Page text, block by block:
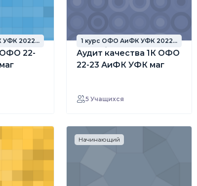
УФК 2022
22-
1 курс ОФО АиФК УФК 2022
год набора
Аудит качества 1К ОФО
22-23 АиФК УФК маг
5 Учащихся
Начинающий